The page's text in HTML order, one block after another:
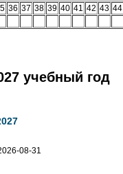
36 37 38 39 40 41 42 43 44
учебный год
08-31